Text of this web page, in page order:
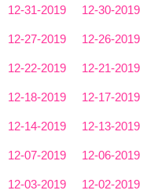
12-31-2019 12-30-2019
12-27-2019 12-26-2019
12-22-2019 12-21-2019
12-18-2019 12-17-2019
12-14-2019 12-13-2019
12-07-2019 12-06-2019
12-03-2019 12-02-2019